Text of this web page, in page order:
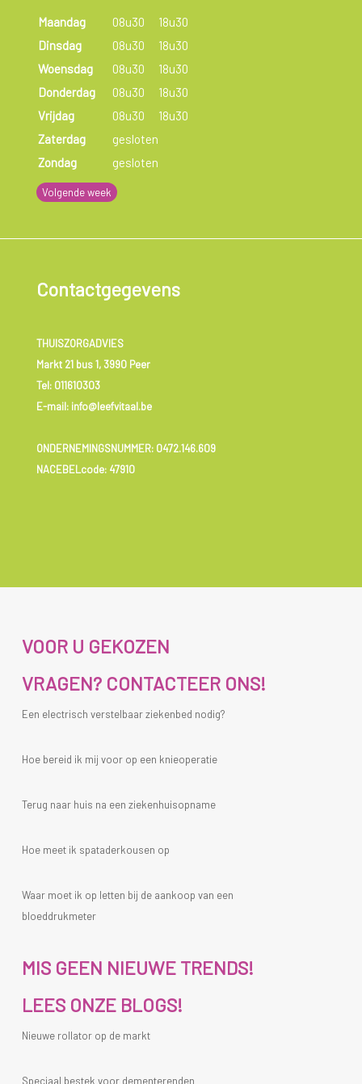
Maandag 08u30
18u30
Dinsdag
08u30
18u30
Woensdag
08u30
18u30
Donderdag
08u30
18u30
Vrijdag
08u30
18u30
Zaterdag
gesloten
Zondag
gesloten
Volgende week
Contactgegevens
THUISZORGADVIES
Markt 21 bus 1, 3990 Peer
Tel: 011610303
E-mail: info@leefvitaal.be
ONDERNEMINGSNUMMER: 0472.146.609
NACEBELcode: 47910
VOOR U GEKOZEN
VRAGEN? CONTACTEER ONS!
Een electrisch verstelbaar ziekenbed nodig?
Hoe bereid ik mij voor op een knieoperatie
Terug naar huis na een ziekenhuisopname
Hoe meet ik spataderkousen op
Waar moet ik op letten bij de aankoop van een
bloeddrukmeter
MIS GEEN NIEUWE TRENDS!
LEES ONZE BLOGS!
Nieuwe rollator op de markt
Speciaal bestek voor dementerenden